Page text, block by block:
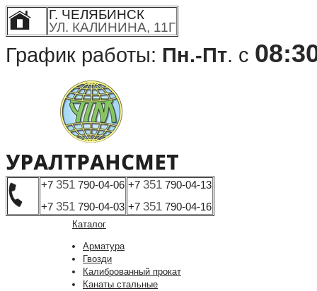
Г. ЧЕЛЯБИНСК
УЛ. КАЛИНИНА, 11Г
График работы: Пн.-Пт. с
+7 351 790-04-06
+7 351 790-04-03
+7 351 790-04-13
+7 351 790-04-16
Каталог
Арматура
Гвозди
Калиброванный прокат
Канаты стальные